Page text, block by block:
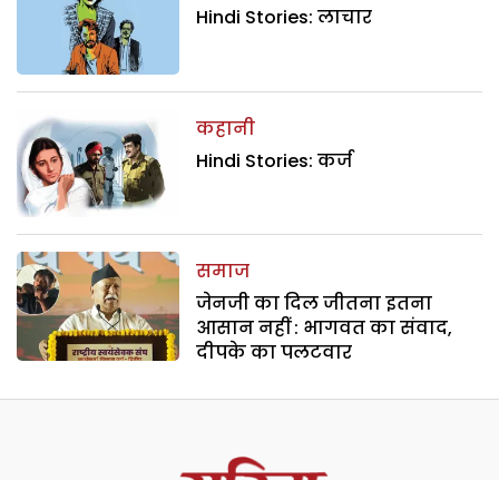
Hindi Stories: लाचार
कहानी
Hindi Stories: कर्ज
समाज
जेनजी का दिल जीतना इतना
आसान नहीं : भागवत का संवाद,
दीपके का पलटवार